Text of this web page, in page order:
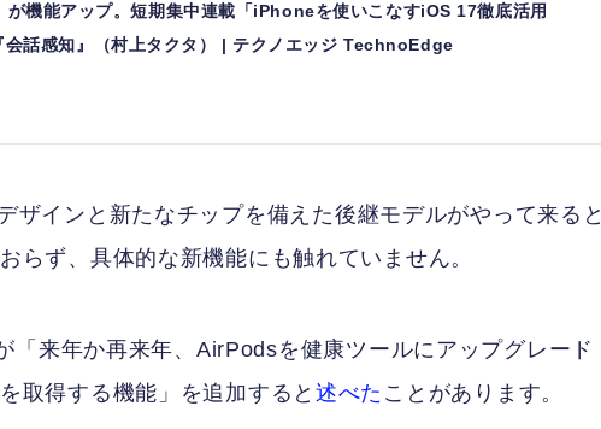
機能アップ。短期集中連載「iPhoneを使いこなすiOS 17徹底活用
会話感知』（村上タクタ） | テクノエッジ TechnoEdge
インと新たなチップを備えた後継モデルがやって来ると
らず、具体的な新機能にも触れていません。
「来年か再来年、AirPodsを健康ツールにアップグレード
取得する機能」を追加すると述べた ことがあります。